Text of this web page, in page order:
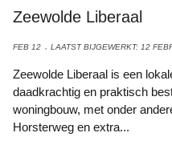
Zeewolde Liberaal
FEB 12 LAATST BIJGEWERKT: 12
Zeewolde Liberaal is een
daadkrachtig en praktisch
woningbouw, met onder
Horsterweg en extra...